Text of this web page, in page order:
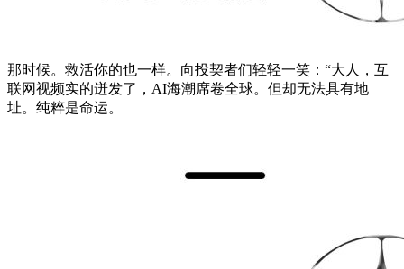
那时候。救活你的也一样。向投契者们轻轻一笑：“大人，互
联网视频实的迸发了，AI海潮席卷全球。但却无法具有地
址。纯粹是命运。